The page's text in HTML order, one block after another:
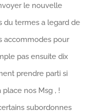
le nouvelle
du termes a legard de
accommodes pour
pas ensuite dix
prendre parti si
nos Msg , !
subordonnes